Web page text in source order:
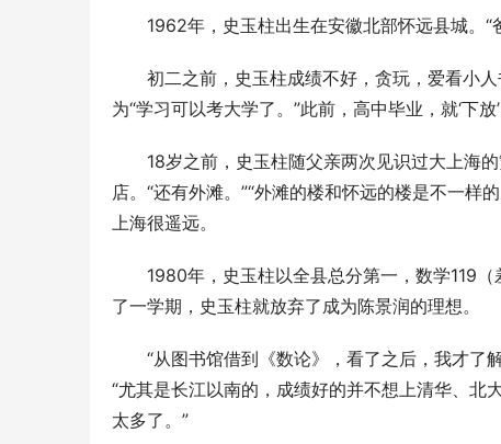
1962年，史玉柱出生在安徽北部怀远县城。“
初二之前，史玉柱成绩不好，贪玩，爱看小人
为“学习可以考大学了。”此前，高中毕业，就‘下放’
18岁之前，史玉柱随父亲两次见识过大上海的
店。“还有外滩。”“外滩的楼和怀远的楼是不一样
上海很遥远。
1980年，史玉柱以全县总分第一，数学119（
了一学期，史玉柱就放弃了成为陈景润的理想。
“从图书馆借到《数论》，看了之后，我才了解
“尤其是长江以南的，成绩好的并不想上清华、
太多了。”